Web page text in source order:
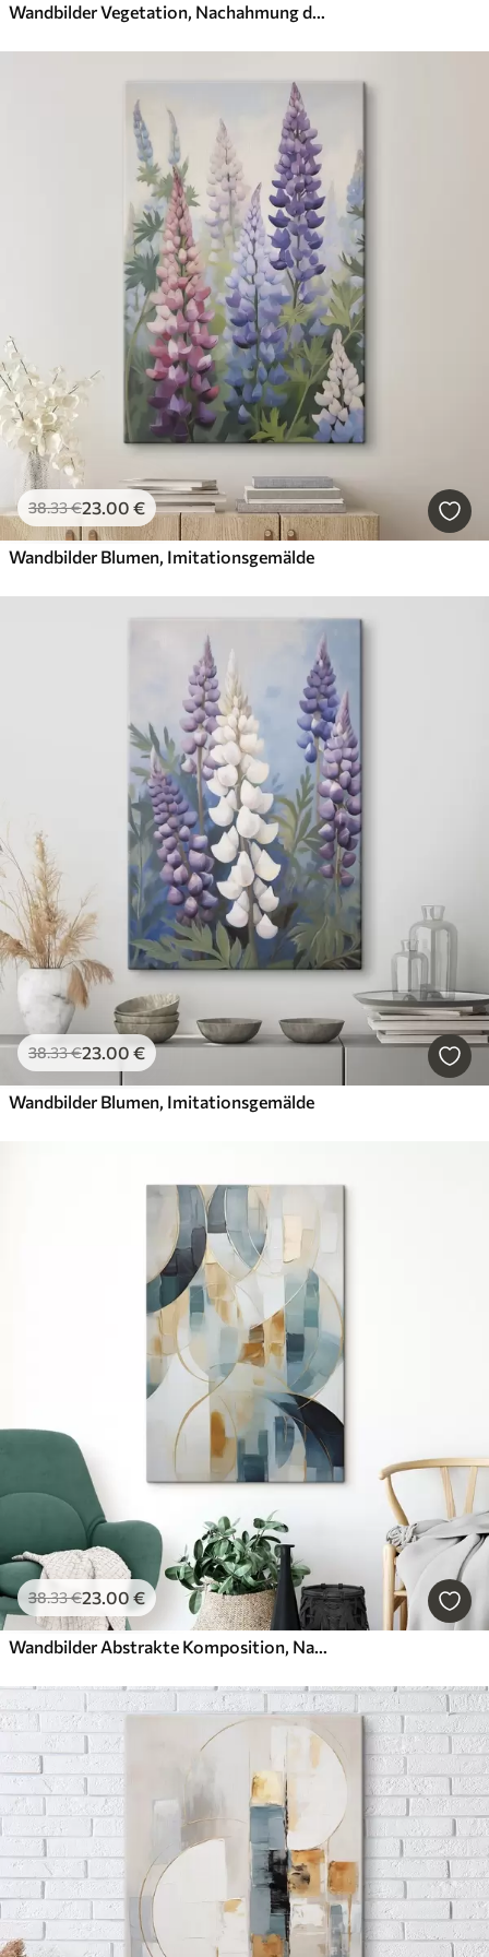
Wandbilder Vegetation, Nachahmung der Malerei
38.33€23.00 €
Wandbilder Blumen, Imitationsgemälde
38.33€23.00 €
Wandbilder Blumen, Imitationsgemälde
38.33€23.00 €
Wandbilder Abstrakte Komposition, Nachahmung der Malerei